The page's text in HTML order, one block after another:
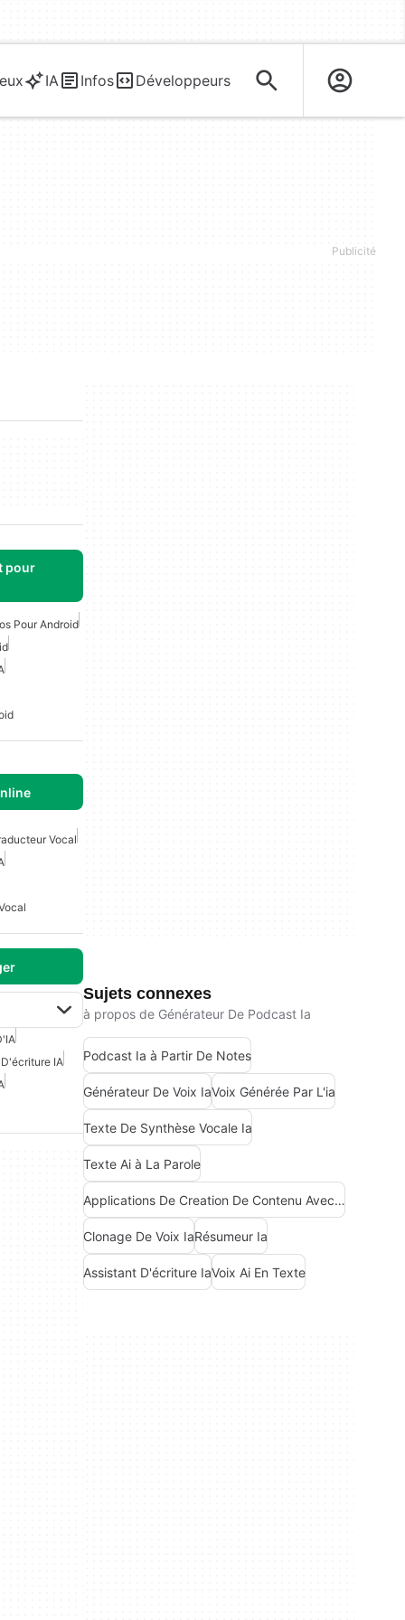
IA Infos Développeurs
pour
Pour Android
Vocal
IA
Sujets connexes
à propos de Générateur De Podcast Ia
Podcast Ia à Partir De Notes
Générateur De Voix IaVoix Générée Par L'ia
Texte De Synthèse Vocale Ia
Texte Ai à La Parole
Applications De Creation De Contenu Avec Intelligence Artificielle
Clonage De Voix IaRésumeur Ia
Assistant D'écriture IaVoix Ai En Texte